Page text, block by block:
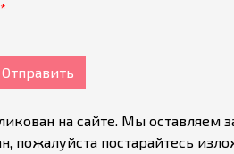
*
Отправить
на сайте. Мы оставляем
пожалуйста постарайтесь